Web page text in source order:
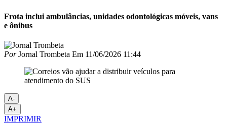
Frota inclui ambulâncias, unidades odontológicas móveis, vans
e ônibus
PorJornal Trombeta Em 11/06/2026 11:44
A-
A+
IMPRIMIR